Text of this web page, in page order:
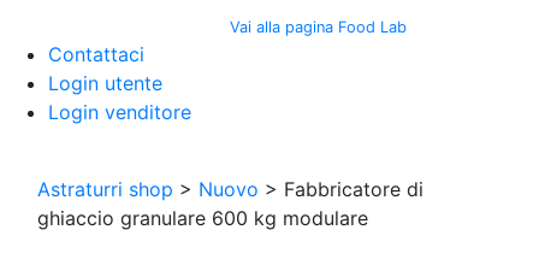
Vai alla pagina Food Lab
Contattaci
Login utente
Login venditore
Astraturri shop > Nuovo > Fabbricatore di
ghiaccio granulare 600 kg modulare